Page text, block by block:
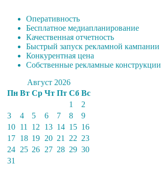
Оперативность
Бесплатное медиапланирование
Качественная отчетность
Быстрый запуск рекламной кампании
Конкурентная цена
Собственные рекламные конструкции
Август 2026
Пн Вт Ср Чт Пт Сб Вс
1
2
3
4 5 6 7 8
9
10 11 12 13 14 15 16
17 18 19 20 21 22 23
24 25 26 27 28 29 30
31